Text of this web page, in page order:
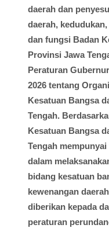
daerah dan
daerah,
dan fungsi Badan
Provinsi Jawa
Peraturan
2026 tentang
Kesatuan Bangsa
Tengah.
Kesatuan Bangsa
Tengah
dalam
bidang kesatuan
kewenangan
diberikan kepada
peraturan